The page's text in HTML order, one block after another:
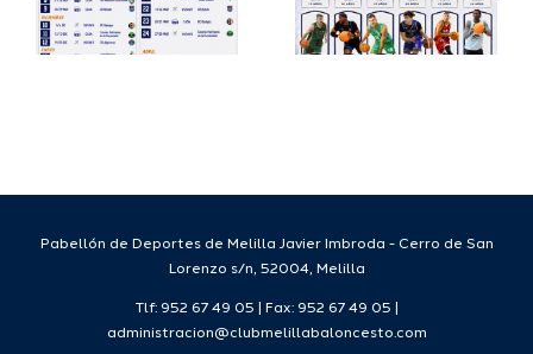
proyecto
FEB para
2026/27
Pabellón de Deportes de Melilla Javier Imbroda - Cerro de San
Lorenzo s/n, 52004, Melilla
Tlf: 952 67 49 05 | Fax: 952 67 49 05 |
administracion@clubmelillabaloncesto.com